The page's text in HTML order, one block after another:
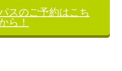
スのご予約はこち
ら！